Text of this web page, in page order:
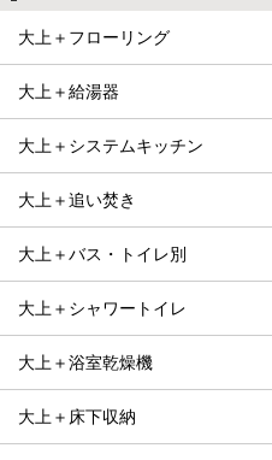
大上＋フローリング
大上＋給湯器
大上＋システムキッチン
大上＋追い焚き
大上＋バス・トイレ別
大上＋シャワートイレ
大上＋浴室乾燥機
大上＋床下収納